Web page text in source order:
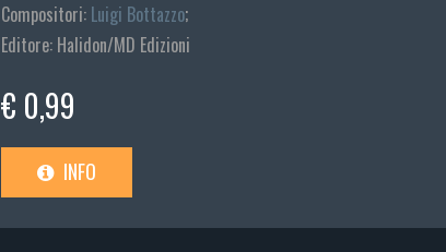
Compositori: Luigi Bottazzo;
Editore: Halidon/MD Edizioni
€ 0,99
INFO